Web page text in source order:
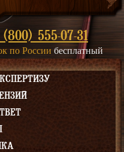
555-07-31
по России бесплатный